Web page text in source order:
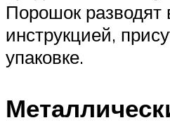
Порошок разводят
инструкцией,
упаковке.